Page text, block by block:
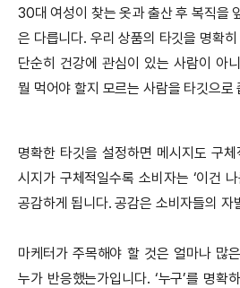
30대 여성이 찾는 옷과 출산 후 복직을
은 다릅니다. 우리 상품의 타깃을 명확
단순히 건강에 관심이 있는 사람이 아
뭘 먹어야 할지 모르는 사람을 타깃으로
명확한 타깃을 설정하면 메시지도 구
시지가 구체적일수록 소비자는 ‘이건
공감하게 됩니다. 공감은 소비자들의 자
마케터가 주목해야 할 것은 얼마나 많
누가 반응했는가입니다. ‘누구’를 명확